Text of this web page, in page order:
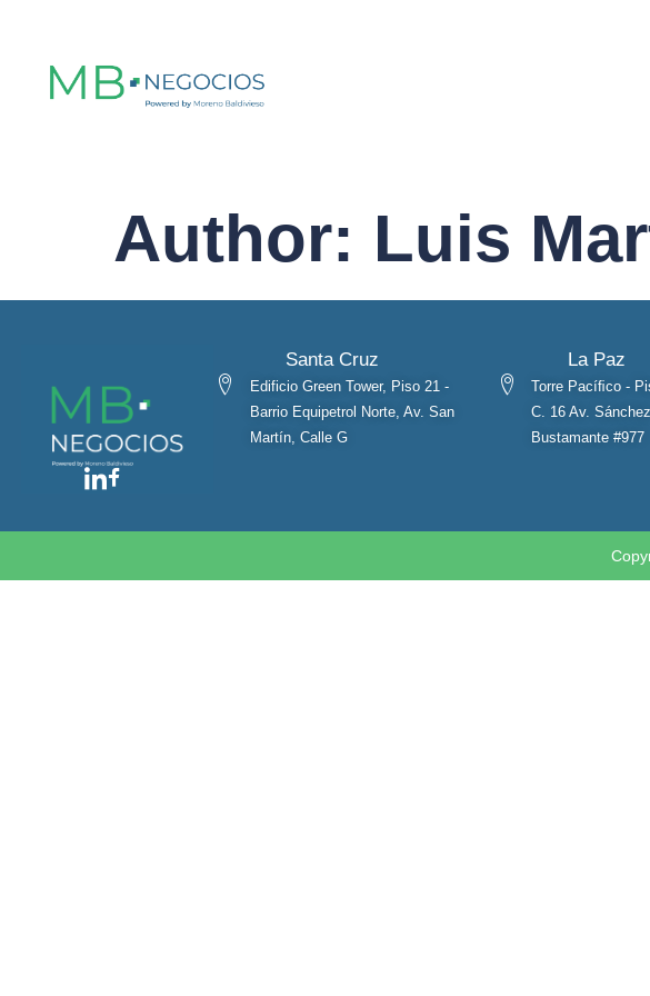
Author: Luis
Santa Cruz
Edificio Green Tower, Piso 21 -
Barrio Equipetrol Norte, Av. San
Martín, Calle G
La Paz
Torre Pacíﬁco -
C. 16 Av. Sánchez
Bustamante #977